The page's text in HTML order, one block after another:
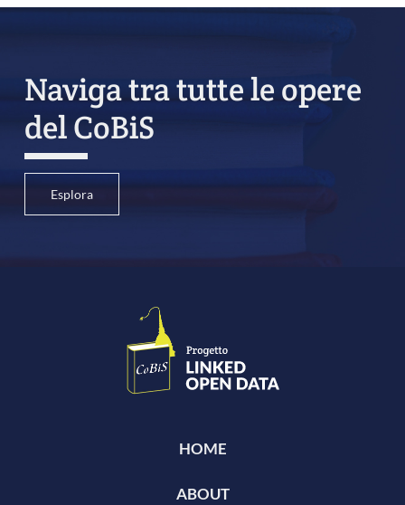
Naviga tra tutte le opere
del CoBiS
Esplora
HOME
ABOUT